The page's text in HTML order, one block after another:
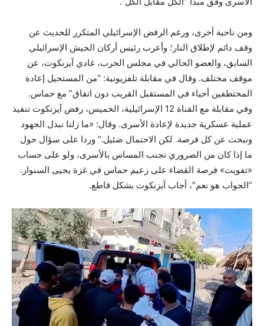
ومن ناحية أخرى، ورغم الرفض الإسرائيلي المتكرر للحديث عن
وقف دائم لإطلاق النار؛ وأعرب رئيس أركان الجيش الإسرائيلي
السابق، والعضو الحالي في مجلس الحرب، غادي آيزنكوت، عن
موقف مختلف. وقال في مقابلة تلفزيونية: “من المستحيل إعادة
المختطفين أحياء في المستقبل القريب دون اتفاق” مع حماس.
وفي مقابلة مع القناة 12 الإسرائيلية، الخميس، رفض آيزنكوت تنفيذ
عملية عسكرية جديدة لإعادة الأسرى. وقال: «ما زلنا نبذل الجهود
ونبحث عن كل فرصة. لكن الاحتمال ضئيل.” وردا على سؤال حول
ما إذا كان من الضروري تجنب المساس بالأسرى، ولو على حساب
«تفويت» فرصة القضاء على زعيم حماس في غزة يحيى السنوار.
“الجواب هو نعم”، أجاب آيزنكوت بشكل قاطع.